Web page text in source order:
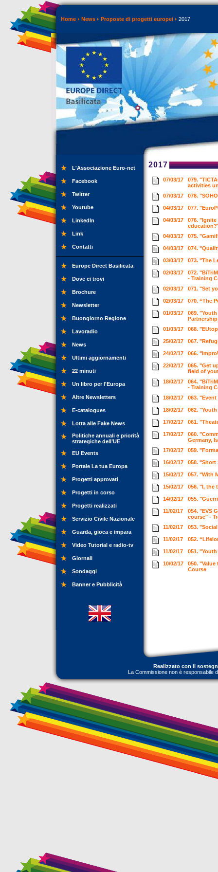
Home News Proposte di progetti europei 2017
L'Associazione Euro-net
Facebook
Twitter
Youtube
LinkedIn
Link
Contatti
Europe Direct Basilicata
Dove ci trovi
Brochure
Newsletter
Buongiorno Regione
Lavoradio
News
Ultimi aggiornamenti
22 minuti
Un libro per l'Europa
Altre Newsletters
E-catalogues
Lotta alle Fake News
Politiche annuali e priorità
strategiche dell’UE
EU Events
Portale La tua Europa
Progetti approvati
Progetti in corso
Progetti realizzati
Servizio Civile Nazionale
Guarda, gioca e impara
Video Tutorial e radio-tv
Giornali
Sondaggi
Banner e Pubblicità
2017
07/03/17
079.
activities
07/03/17
078.
04/03/17 077.
04/03/17
076.
04/03/17
075.
04/03/17 074.
03/03/17 073. "The
02/03/17
072.
- Training
02/03/17
071. "Set
02/03/17 070. “The
01/03/17
069.
01/03/17
068.
25/02/17 067.
24/02/17 066.
22/02/17
065. "Get
field of
18/02/17
064.
- Training
18/02/17
063.
18/02/17 062.
17/02/17 061.
17/02/17
060.
Germany,
17/02/17
059.
16/02/17 058.
15/02/17 057. "With
15/02/17 056. "I, the
14/02/17 055.
11/02/17
054. "EVS
course" -
11/02/17
053.
11/02/17 052.
11/02/17 051.
10/02/17
050.
Course
Realizzato con il
La Commissione non è responsabile